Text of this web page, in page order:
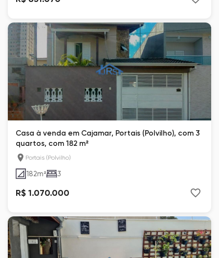
Casa à venda em Cajamar, Portais (Polvilho), com 3
quartos, com 182 m²
Portais (Polvilho)
182m² 3
R$ 1.070.000